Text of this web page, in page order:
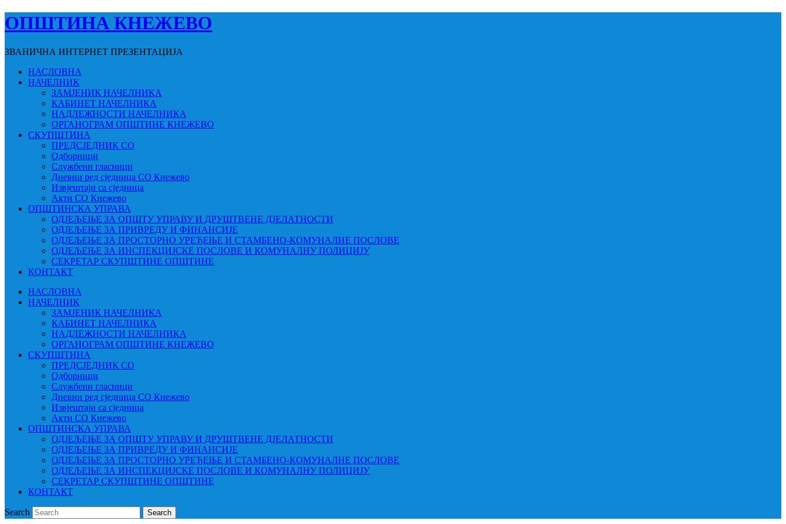
ОПШТИНА КНЕЖЕВО
ЗВАНИЧНА ИНТЕРНЕТ ПРЕЗЕНТАЦИЈА
НАСЛОВНА
НАЧЕЛНИК
ЗАМЈЕНИК НАЧЕЛНИКА
КАБИНЕТ НАЧЕЛНИКА
НАДЛЕЖНОСТИ НАЧЕЛНИКА
ОРГАНОГРАМ ОПШТИНЕ КНЕЖЕВО
СКУПШТИНА
ПРЕДСЈЕДНИК СО
Одборници
Службени гласници
Дневни ред сједница СО Кнежево
Извјештаји са сједница
Акти СО Кнежево
ОПШТИНСКА УПРАВА
ОДЈЕЉЕЊЕ ЗА ОПШТУ УПРАВУ И ДРУШТВЕНЕ ДЈЕЛАТНОСТИ
ОДЈЕЉЕЊЕ ЗА ПРИВРЕДУ И ФИНАНСИЈЕ
ОДЈЕЉЕЊЕ ЗА ПРОСТОРНО УРЕЂЕЊЕ И СТАМБЕНО-КОМУНАЛНЕ ПОСЛОВЕ
ОДЈЕЉЕЊЕ ЗА ИНСПЕКЦИЈСКЕ ПОСЛОВЕ И КОМУНАЛНУ ПОЛИЦИЈУ
СЕКРЕТАР СКУПШТИНЕ ОПШТИНЕ
КОНТАКТ
НАСЛОВНА
НАЧЕЛНИК
ЗАМЈЕНИК НАЧЕЛНИКА
КАБИНЕТ НАЧЕЛНИКА
НАДЛЕЖНОСТИ НАЧЕЛНИКА
ОРГАНОГРАМ ОПШТИНЕ КНЕЖЕВО
СКУПШТИНА
ПРЕДСЈЕДНИК СО
Одборници
Службени гласници
Дневни ред сједница СО Кнежево
Извјештаји са сједница
Акти СО Кнежево
ОПШТИНСКА УПРАВА
ОДЈЕЉЕЊЕ ЗА ОПШТУ УПРАВУ И ДРУШТВЕНЕ ДЈЕЛАТНОСТИ
ОДЈЕЉЕЊЕ ЗА ПРИВРЕДУ И ФИНАНСИЈЕ
ОДЈЕЉЕЊЕ ЗА ПРОСТОРНО УРЕЂЕЊЕ И СТАМБЕНО-КОМУНАЛНЕ ПОСЛОВЕ
ОДЈЕЉЕЊЕ ЗА ИНСПЕКЦИЈСКЕ ПОСЛОВЕ И КОМУНАЛНУ ПОЛИЦИЈУ
СЕКРЕТАР СКУПШТИНЕ ОПШТИНЕ
КОНТАКТ
Search Search